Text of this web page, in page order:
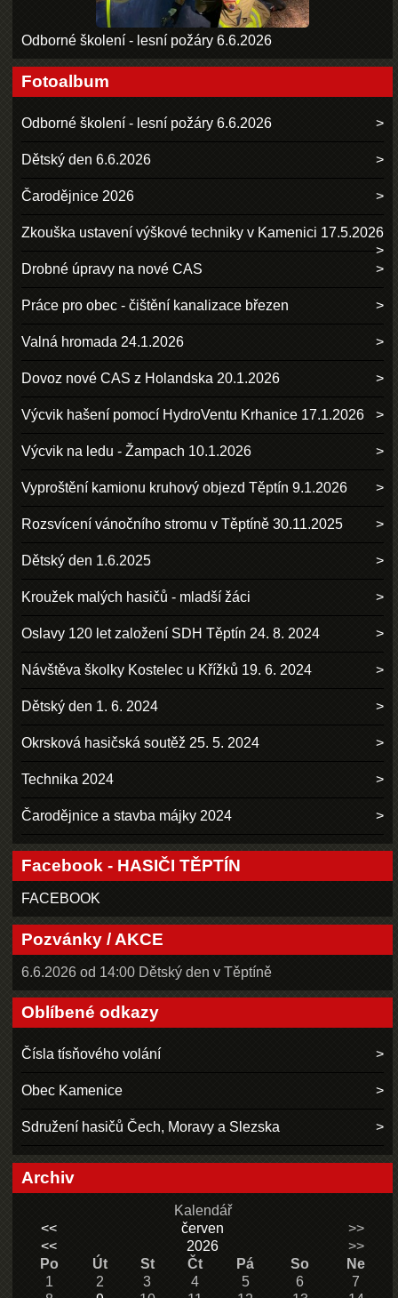
Odborné školení - lesní požáry 6.6.2026
Fotoalbum
Odborné školení - lesní požáry 6.6.2026
Dětský den 6.6.2026
Čarodějnice 2026
Zkouška ustavení výškové techniky v Kamenici 17.5.2026
Drobné úpravy na nové CAS
Práce pro obec - čištění kanalizace březen
Valná hromada 24.1.2026
Dovoz nové CAS z Holandska 20.1.2026
Výcvik hašení pomocí HydroVentu Krhanice 17.1.2026
Výcvik na ledu - Žampach 10.1.2026
Vyproštění kamionu kruhový objezd Těptín 9.1.2026
Rozsvícení vánočního stromu v Těptíně 30.11.2025
Dětský den 1.6.2025
Kroužek malých hasičů - mladší žáci
Oslavy 120 let založení SDH Těptín 24. 8. 2024
Návštěva školky Kostelec u Křížků 19. 6. 2024
Dětský den 1. 6. 2024
Okrsková hasičská soutěž 25. 5. 2024
Technika 2024
Čarodějnice a stavba májky 2024
Facebook - HASIČI TĚPTÍN
FACEBOOK
Pozvánky / AKCE
6.6.2026 od 14:00 Dětský den v Těptíně
Oblíbené odkazy
Čísla tísňového volání
Obec Kamenice
Sdružení hasičů Čech, Moravy a Slezska
Archiv
Kalendář
<<
červen
>>
<<
2026
>>
Po
Út St Čt Pá So
Ne
1
2 3 4 5 6
7